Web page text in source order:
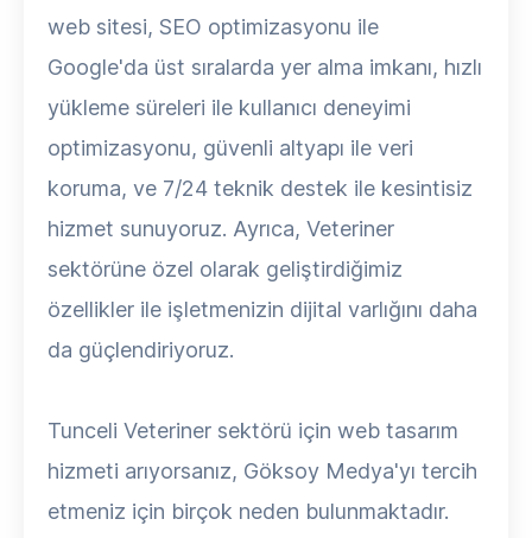
web sitesi, SEO optimizasyonu ile
Google'da üst sıralarda yer alma imkanı, hızlı
yükleme süreleri ile kullanıcı deneyimi
optimizasyonu, güvenli altyapı ile veri
koruma, ve 7/24 teknik destek ile kesintisiz
hizmet sunuyoruz. Ayrıca, Veteriner
sektörüne özel olarak geliştirdiğimiz
özellikler ile işletmenizin dijital varlığını daha
da güçlendiriyoruz.
Tunceli Veteriner sektörü için web tasarım
hizmeti arıyorsanız, Göksoy Medya'yı tercih
etmeniz için birçok neden bulunmaktadır.